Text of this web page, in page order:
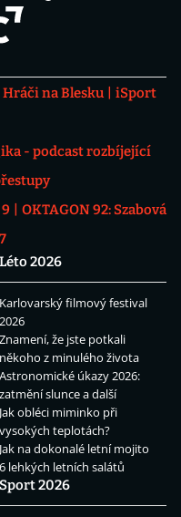
Hráči na Blesku
iSport
- podcast rozbíjející
OKTAGON 92: Szabová
Léto 2026
Karlovarský filmový festival
2026
Znamení, že jste potkali
někoho z minulého života
Astronomické úkazy 2026:
zatmění slunce a další
Jak obléci miminko při
vysokých teplotách?
Jak na dokonalé letní mojito
6 lehkých letních salátů
Sport 2026